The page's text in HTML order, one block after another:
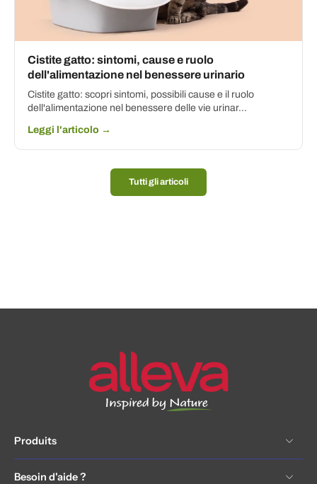
Cistite gatto: sintomi, cause e ruolo
dell'alimentazione nel benessere urinario
Cistite gatto: scopri sintomi, possibili cause e il ruolo
dell'alimentazione nel benessere delle vie urinar...
Leggi l'articolo →
Tutti gli articoli
Produits
Besoin d'aide ?